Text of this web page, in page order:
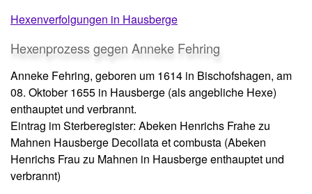
Hexenverfolgungen in Hausberge
Hexenprozess gegen Anneke Fehring
Anneke Fehring, geboren um 1614 in Bischofshagen, am
08. Oktober 1655 in Hausberge (als angebliche Hexe)
enthauptet und verbrannt.
Eintrag im Sterberegister: Abeken Henrichs Frahe zu
Mahnen Hausberge Decollata et combusta (Abeken
Henrichs Frau zu Mahnen in Hausberge enthauptet und
verbrannt)